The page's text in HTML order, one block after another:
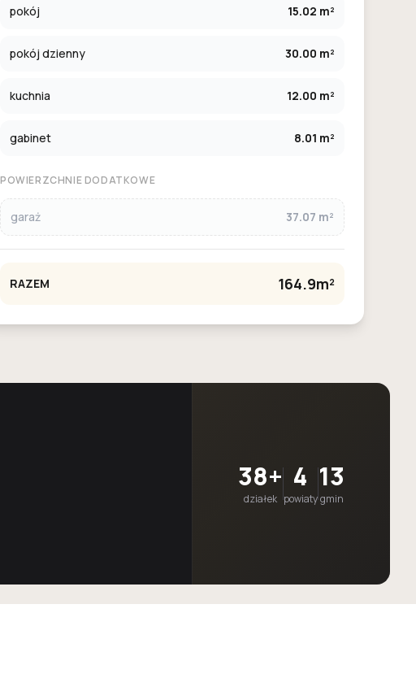
pokój 15.02 m²
pokój dzienny 30.00 m²
kuchnia 12.00 m²
gabinet 8.01 m²
POWIERZCHNIE DODATKOWE
garaż 37.07 m²
RAZEM 164.9m²
38+
działek
4
powiaty
13
gmin